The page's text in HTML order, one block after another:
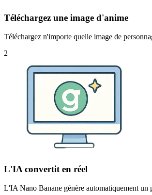
Téléchargez une image d'anime
Téléchargez n'importe quelle image de
2
L'IA convertit en réel
L'IA Nano Banane génère automatiquement un